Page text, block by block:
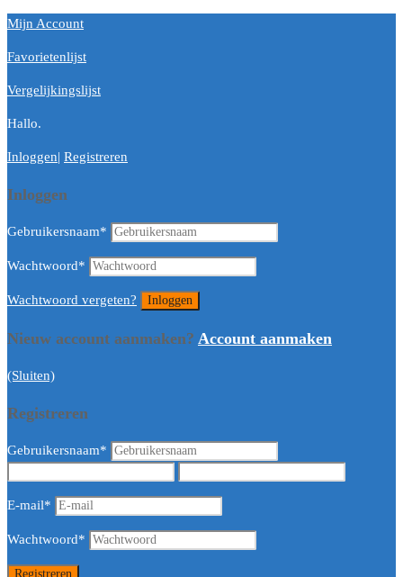
Mijn Account
Favorietenlijst
Vergelijkingslijst
Hallo.
Inloggen| Registreren
Inloggen
Gebruikersnaam*
Wachtwoord*
Wachtwoord vergeten?
Nieuw account aanmaken? Account aanmaken
(Sluiten)
Registreren
Gebruikersnaam*
E-mail*
Wachtwoord*